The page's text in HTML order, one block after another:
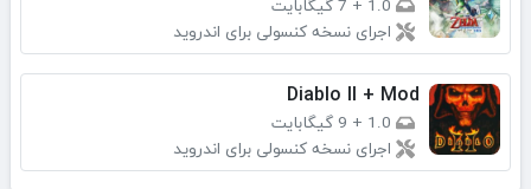
اجرای نسخه کنسولی برای اندروید
Diablo II + Mod
1.0
+ 9 گیگابایت
اجرای نسخه کنسولی برای اندروید